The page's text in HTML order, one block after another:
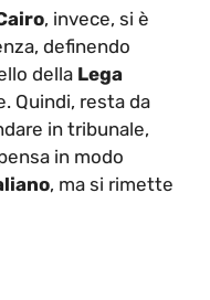
, invece, si è
definendo
della Lega
Quindi, resta da
in tribunale,
in modo
, ma si rimette